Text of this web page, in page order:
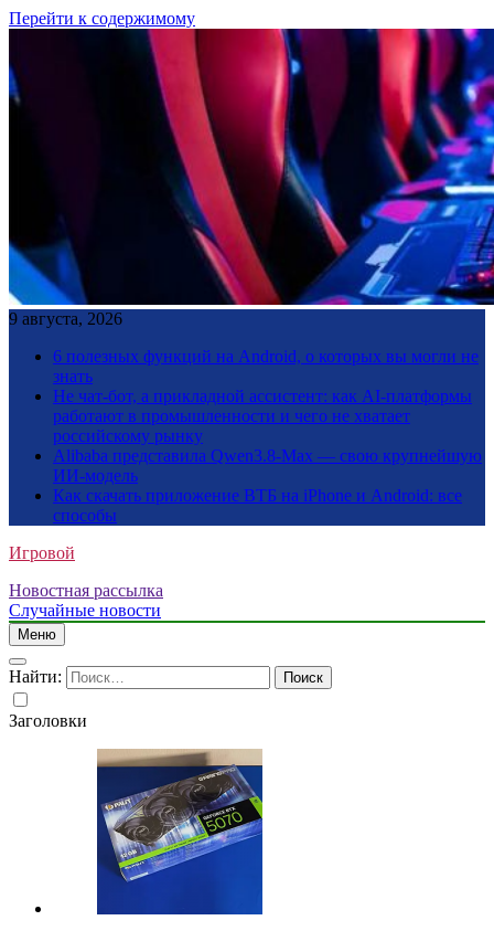
Перейти к содержимому
9 августа, 2026
6 полезных функций на Android, о которых вы могли не
знать
Не чат-бот, а прикладной ассистент: как AI-платформы
работают в промышленности и чего не хватает
российскому рынку
Alibaba представила Qwen3.8-Max — свою крупнейшую
ИИ-модель
Как скачать приложение ВТБ на iPhone и Android: все
способы
Игровой
Новостная рассылка
Случайные новости
Меню
Найти:
Заголовки